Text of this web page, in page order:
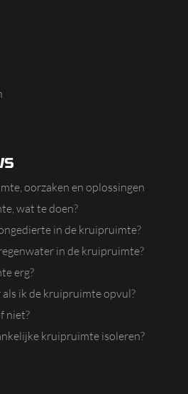
oorzaken en oplossingen
wat te doen?
in de kruipruimte?
in de kruipruimte?
erg?
ik de kruipruimte opvul?
niet?
kruipruimte isoleren?